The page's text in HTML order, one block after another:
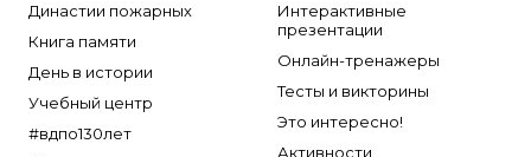
Династии пожарных
Книга памяти
День в истории
Учебный центр
#вдпо130лет
Интерактивные
презентации
Онлайн-тренажеры
Тесты и викторины
Это интересно!
Активности